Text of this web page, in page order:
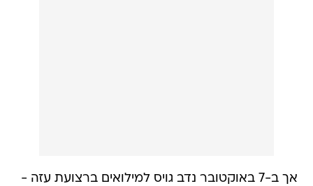
אך ב-7 באוקטובר נדב גויס למילואים ברצועת עזה -